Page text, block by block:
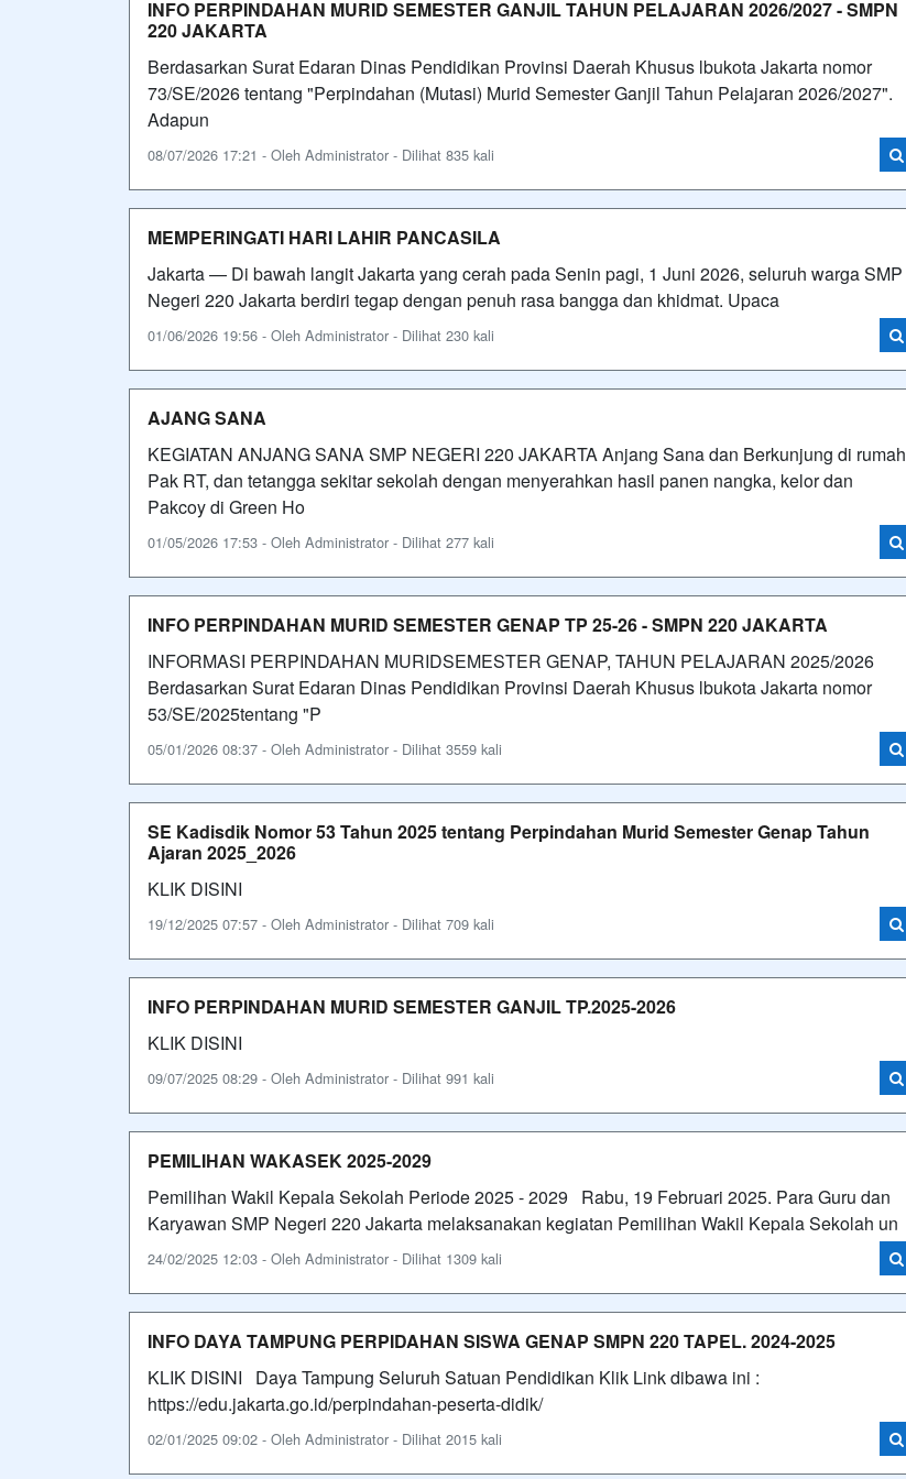
INFO PERPINDAHAN MURID SEMESTER GANJIL TAHUN PELAJARAN 2026/2027 - SMPN
220 JAKARTA
Berdasarkan Surat Edaran Dinas Pendidikan Provinsi Daerah Khusus lbukota Jakarta nomor
73/SE/2026 tentang "Perpindahan (Mutasi) Murid Semester Ganjil Tahun Pelajaran 2026/2027".
Adapun
08/07/2026 17:21 - Oleh Administrator - Dilihat 835 kali
MEMPERINGATI HARI LAHIR PANCASILA
Jakarta — Di bawah langit Jakarta yang cerah pada Senin pagi, 1 Juni 2026, seluruh warga SMP
Negeri 220 Jakarta berdiri tegap dengan penuh rasa bangga dan khidmat. Upaca
01/06/2026 19:56 - Oleh Administrator - Dilihat 230 kali
AJANG SANA
KEGIATAN ANJANG SANA SMP NEGERI 220 JAKARTA Anjang Sana dan Berkunjung di rumah
Pak RT, dan tetangga sekitar sekolah dengan menyerahkan hasil panen nangka, kelor dan
Pakcoy di Green Ho
01/05/2026 17:53 - Oleh Administrator - Dilihat 277 kali
INFO PERPINDAHAN MURID SEMESTER GENAP TP 25-26 - SMPN 220 JAKARTA
INFORMASI PERPINDAHAN MURIDSEMESTER GENAP, TAHUN PELAJARAN 2025/2026
Berdasarkan Surat Edaran Dinas Pendidikan Provinsi Daerah Khusus lbukota Jakarta nomor
53/SE/2025tentang "P
05/01/2026 08:37 - Oleh Administrator - Dilihat 3559 kali
SE Kadisdik Nomor 53 Tahun 2025 tentang Perpindahan Murid Semester Genap Tahun
Ajaran 2025_2026
KLIK DISINI
19/12/2025 07:57 - Oleh Administrator - Dilihat 709 kali
INFO PERPINDAHAN MURID SEMESTER GANJIL TP.2025-2026
KLIK DISINI
09/07/2025 08:29 - Oleh Administrator - Dilihat 991 kali
PEMILIHAN WAKASEK 2025-2029
Pemilihan Wakil Kepala Sekolah Periode 2025 - 2029 Rabu, 19 Februari 2025. Para Guru dan
Karyawan SMP Negeri 220 Jakarta melaksanakan kegiatan Pemilihan Wakil Kepala Sekolah un
24/02/2025 12:03 - Oleh Administrator - Dilihat 1309 kali
INFO DAYA TAMPUNG PERPIDAHAN SISWA GENAP SMPN 220 TAPEL. 2024-2025
KLIK DISINI Daya Tampung Seluruh Satuan Pendidikan Klik Link dibawa ini :
https://edu.jakarta.go.id/perpindahan-peserta-didik/
02/01/2025 09:02 - Oleh Administrator - Dilihat 2015 kali